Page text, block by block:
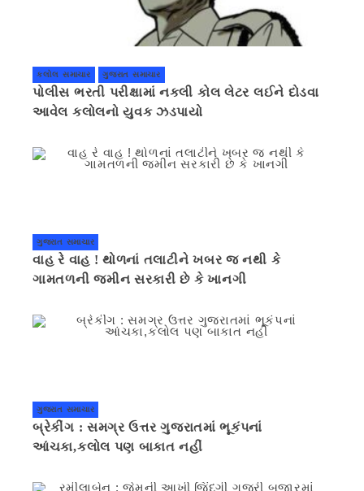
કલોલ સમાચાર ગુજરાત સમાચાર
પોલીસ ભરતી પરીક્ષામાં નકલી કોલ લેટર લઈને દોડવા
આવેલ કલોલનો યુવક ઝડપાયો
ગુજરાત સમાચાર
વાહ રે વાહ ! થોળનાં તલાટીને ખબર જ નથી કે
ગામતળની જમીન સરકારી છે કે ખાનગી
ગુજરાત સમાચાર
બ્રેકીંગ : સમગ્ર ઉત્તર ગુજરાતમાં ભૂકંપનાં
આંચકા,કલોલ પણ બાકાત નહીં